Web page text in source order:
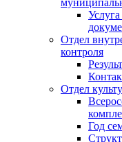
Отдел
контроля
Отдел
Год